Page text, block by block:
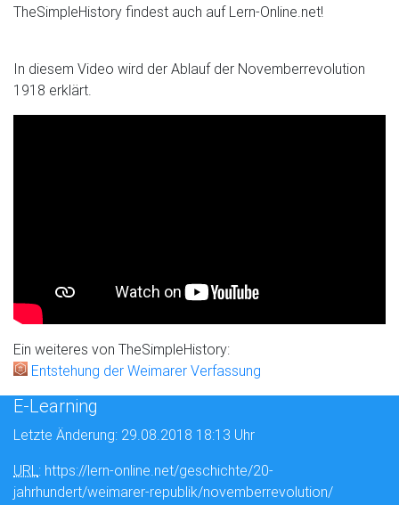
TheSimpleHistory findest auch auf Lern-Online.net!
In diesem Video wird der Ablauf der Novemberrevolution
1918 erklärt.
Ein weiteres von TheSimpleHistory:
Entstehung der Weimarer Verfassung
E-Learning
Letzte Änderung: 29.08.2018 18:13 Uhr
URL: https://lern-online.net/geschichte/20-
jahrhundert/weimarer-republik/novemberrevolution/